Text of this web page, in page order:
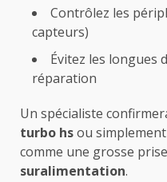
Contrôlez les
capteurs)
Évitez les longues
réparation
Un spécialiste
turbo hsou
comme une grosse
suralimentation.